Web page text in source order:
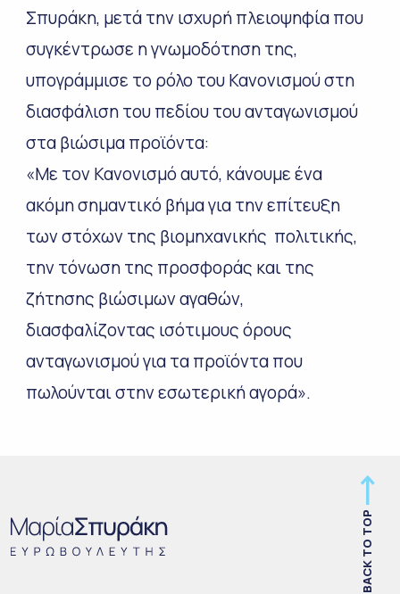
Σπυράκη, μετά την ισχυρή πλειοψηφία που
συγκέντρωσε η γνωμοδότηση της,
υπογράμμισε το ρόλο του Κανονισμού στη
διασφάλιση του πεδίου του ανταγωνισμού
στα βιώσιμα προϊόντα:
«Με τον Κανονισμό αυτό, κάνουμε ένα
ακόμη σημαντικό βήμα για την επίτευξη
των στόχων της βιομηχανικής πολιτικής,
την τόνωση της προσφοράς και της
ζήτησης βιώσιμων αγαθών,
διασφαλίζοντας ισότιμους όρους
ανταγωνισμού για τα προϊόντα που
πωλούνται στην εσωτερική αγορά».
BACK TO TOP